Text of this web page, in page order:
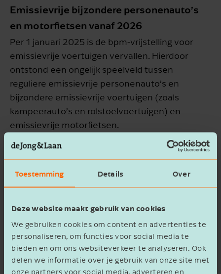
Toestemming Details Over
Deze website maakt gebruik van cookies
We gebruiken cookies om content en advertenties te
personaliseren, om functies voor social media te
bieden en om ons websiteverkeer te analyseren. Ook
delen we informatie over je gebruik van onze site met
onze partners voor social media, adverteren en
Emissievrije bijzondere personenauto’s
en motorfietsen vanaf 2026
Per 1 januari 2025 is de bpm-vrijstelling voor
emissievrije voertuigen vervallen. Hierdoor
ontstond een ongelijk speelveld tussen
reguliere emissievrije personenauto’s en
bijzondere emissievrije voertuigen (zoals
kampeerauto’s en rolstoelvoertuigen) en
emissievrije motorfietsen.
Dit verschil is tijdelijk hersteld via een
tot en met 2030:
geldt hetzelfde vaste bpm-bedrag als voor
reguliere emissievrije auto’s (€ 667, met
terugwerkende kracht tot 1 januari 2025);
voor emissievrije motorfietsen geldt een
vaste voet van € 200.
STUUR MIJ DE
WHITEPAPER
"PRINSJESDAG: DIT KAN JE
IN 2026 VERWACHTEN OP
FISCAAL GEBIED"
Bedrijfsnaam